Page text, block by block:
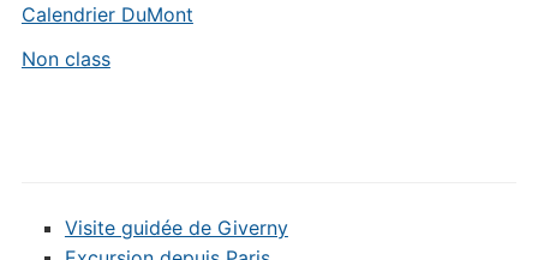
Calendrier DuMont
Non class
Visite guidée de Giverny